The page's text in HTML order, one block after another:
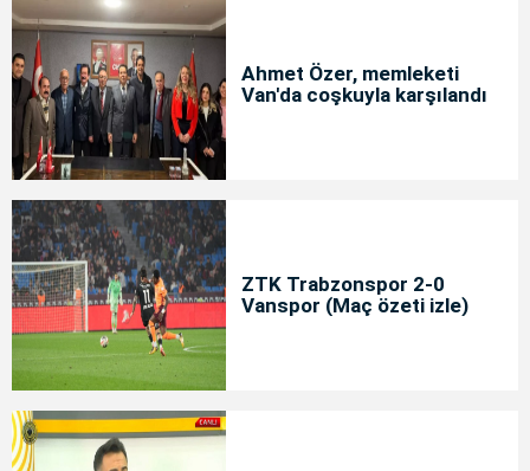
Ahmet Özer, memleketi
Van'da coşkuyla karşılandı
ZTK Trabzonspor 2-0
Vanspor (Maç özeti izle)